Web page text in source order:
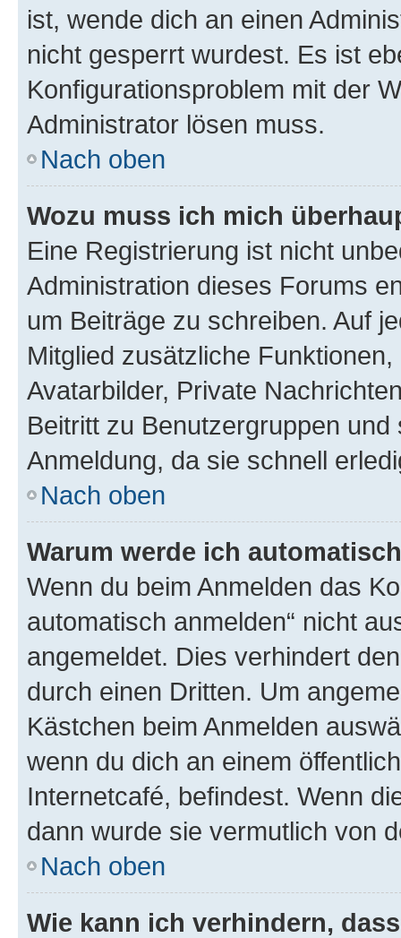
ist, wende dich an einen
nicht gesperrt wurdest. Es ist
Konfigurationsproblem mit der
Administrator lösen muss.
Nach oben
Wozu muss ich mich
Eine Registrierung ist nicht
Administration dieses Forums
um Beiträge zu schreiben. Auf
Mitglied zusätzliche
Avatarbilder, Private
Beitritt zu Benutzergruppen
Anmeldung, da sie schnell
Nach oben
Warum werde ich
Wenn du beim Anmelden das
automatisch anmelden“ nicht
angemeldet. Dies verhindert
durch einen Dritten. Um
Kästchen beim Anmelden
wenn du dich an einem
Internetcafé, befindest. Wenn
dann wurde sie vermutlich von
Nach oben
Wie kann ich verhindern,